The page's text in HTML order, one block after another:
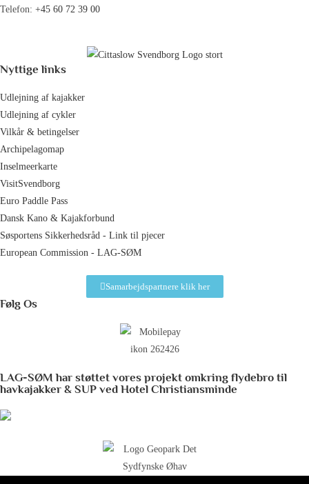
Telefon: +45 60 72 39 00
Nyttige links
Udlejning af kajakker
Udlejning af cykler
Vilkår & betingelser
Archipelagomap
Inselmeerkarte
VisitSvendborg
Euro Paddle Pass
Dansk Kano & Kajakforbund
Søsportens Sikkerhedsråd - Link til pjecer
European Commission - LAG-SØM
Samarbejdspartnere klik her
Følg Os
LAG-SØM har støttet vores projekt omkring flydebro til
havkajakker & SUP ved Hotel Christiansminde